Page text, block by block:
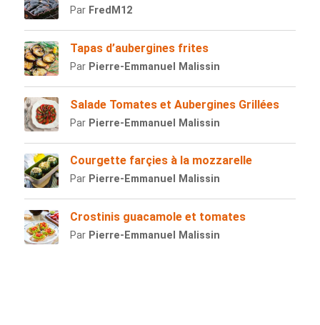
Par FredM12
Tapas d’aubergines frites
Par Pierre-Emmanuel Malissin
Salade Tomates et Aubergines Grillées
Par Pierre-Emmanuel Malissin
Courgette farçies à la mozzarelle
Par Pierre-Emmanuel Malissin
Crostinis guacamole et tomates
Par Pierre-Emmanuel Malissin